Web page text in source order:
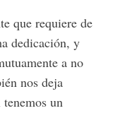
que requiere de
dedicación, y
a no
nos deja
un